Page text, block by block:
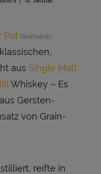
Pot
aus Single Malt
Whiskey – Es
Gersten-
von Grain-
reifte in